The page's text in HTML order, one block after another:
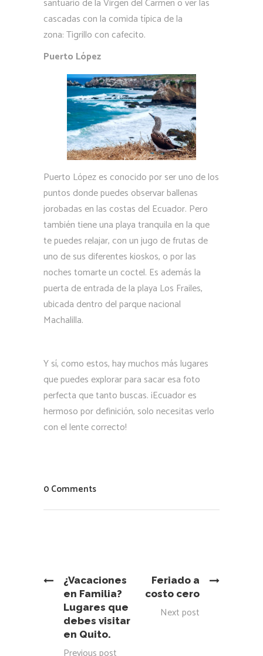
cascadas con la comida típica de la
zona: Tigrillo con cafecito.
Puerto López
Puerto López es conocido por ser uno de los
puntos donde puedes observar ballenas
jorobadas en las costas del Ecuador. Pero
también tiene una playa tranquila en la que
te puedes relajar, con un jugo de frutas de
uno de sus diferentes kioskos, o por las
noches tomarte un coctel. Es además la
puerta de entrada de la playa Los Frailes,
ubicada dentro del parque nacional
Machalilla.
Y sí, como estos, hay muchos más lugares
que puedes explorar para sacar esa foto
perfecta que tanto buscas. ¡Ecuador es
hermoso por definición, solo necesitas verlo
con el lente correcto!
0 Comments
¿Vacaciones
en Familia?
Lugares que
debes visitar
en Quito.
Feriado a
costo cero
Next post